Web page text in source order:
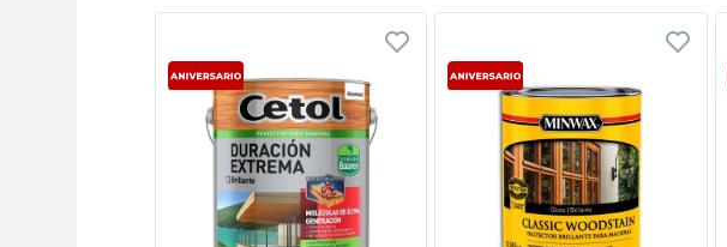
Vista rápida Vista rápida